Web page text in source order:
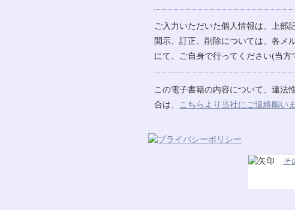
ご入力いただいた個人情報は、上部
開示、訂正、削除については、各メ
にて、ご自身で行ってください(当方
この電子書籍の内容について、違法
合は、
こちらより当社にご連絡願いま
そ